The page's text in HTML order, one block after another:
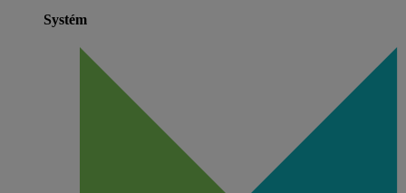
Systém